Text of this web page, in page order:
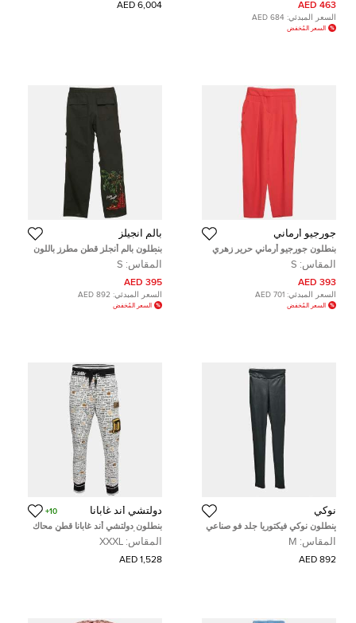
463 AED
السعر المبدئي: 684 AED
السعر المُخفض
6,004 AED
جورجيو أرماني
بنطلون جورجيو أرماني حرير زهري
بكسرات مقاس صغير - سمول
المقاس: S
393 AED
السعر المبدئي: 701 AED
السعر المُخفض
بالم آنجيلز
بنطلون بالم أنجلز قطن مطرز باللون
الأسود بالم مقلوب مقاس صغير -
سمول
المقاس: S
395 AED
السعر المبدئي: 892 AED
السعر المُخفض
نوكي
بنطلون نوكي فيكتوريا جلد فو صناعي
أسود سكينى مقاس متوسط - ميديم
المقاس: M
892 AED
دولتشي أند غابانا 10+
بنطلون دولتشي أند غابانا قطن محاك
مطبوع أبيض مقاس ضخم جداً - ثلاثي
الضخامة
المقاس: XXXL
1,528 AED